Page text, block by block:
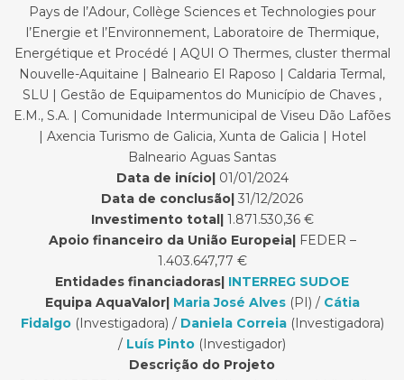
Pays de l’Adour, Collège Sciences et Technologies pour
l’Energie et l’Environnement, Laboratoire de Thermique,
Energétique et Procédé | AQUI O Thermes, cluster thermal
Nouvelle-Aquitaine | Balneario El Raposo | Caldaria Termal,
SLU | Gestão de Equipamentos do Município de Chaves ,
E.M., S.A. | Comunidade Intermunicipal de Viseu Dão Lafões
| Axencia Turismo de Galicia, Xunta de Galicia | Hotel
Balneario Aguas Santas
Data de início|01/01/2024
Data de conclusão| 31/12/2026
Investimento total|1.871.530,36 €
Apoio financeiro da União Europeia|FEDER –
1.403.647,77 €
Entidades financiadoras| INTERREG SUDOE
Equipa AquaValor| Maria José Alves(PI) / Cátia
Fidalgo(Investigadora) / Daniela Correia(Investigadora)
/ Luís Pinto (Investigador)
Descrição do Projeto